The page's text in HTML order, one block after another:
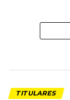
TITULARES